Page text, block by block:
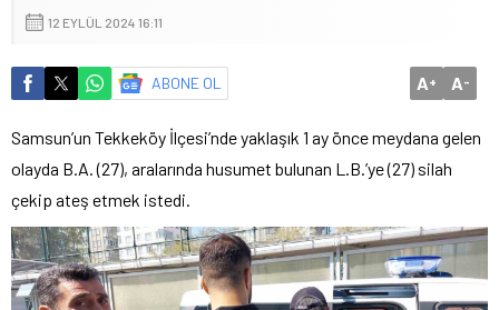
12 EYLÜL 2024 16:11
ABONE OL A+ A-
Samsun’un Tekkeköy İlçesi’nde yaklaşık 1 ay önce meydana gelen
olayda B.A. (27), aralarında husumet bulunan L.B.’ye (27) silah
çekip ateş etmek istedi.